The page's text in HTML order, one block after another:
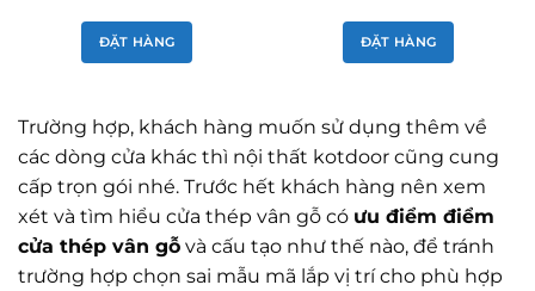
ĐẶT HÀNG ĐẶT HÀNG
Trường hợp, khách hàng muốn sử dụng thêm về
các dòng cửa khác thì nội thất kotdoor cũng cung
cấp trọn gói nhé. Trước hết khách hàng nên xem
xét và tìm hiểu cửa thép vân gỗ có ưu điểm điểm
cửa thép vân gỗ và cấu tạo như thế nào, để tránh
trường hợp chọn sai mẫu mã lắp vị trí cho phù hợp